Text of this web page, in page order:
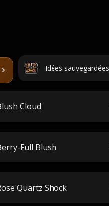
Idées sauvegardées
Cloud
Full Blush
Quartz Shock